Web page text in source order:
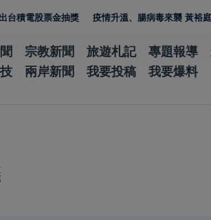
疫情升溫、腸病毒來襲 黃裕庭籲前金新興苓雅
宗教新聞 旅遊札記 專題報導
兩岸新聞 我要投稿 我要爆料